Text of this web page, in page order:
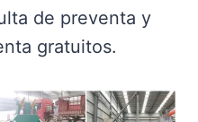
de preventa y
gratuitos.